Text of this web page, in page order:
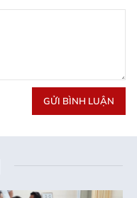
GỬI BÌNH LUẬN